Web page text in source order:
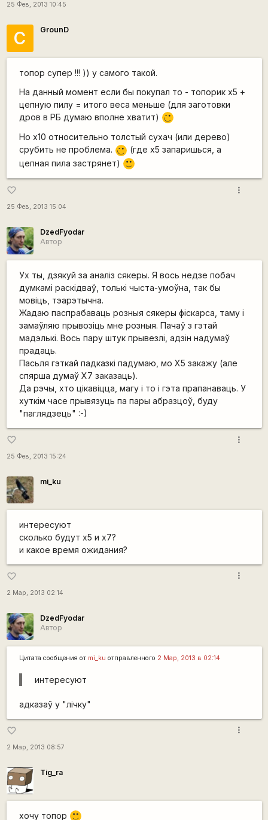
25 Фев, 2013 10:45
С GrounD
топор супер !!! )) у самого такой.
На данный момент если бы покупал то - топорик x5 +
цепную пилу = итого веса меньше (для заготовки
дров в РБ думаю вполне хватит) ,-)
Но x10 относительно толстый сухач (или дерево)
срубить не проблема.
;)
(где х5 запаришься, а
цепная пила застрянет)
:)
favorite_border
25 Фев, 2013 15:04
more_vert
DzedFyodar
Автор
Ух ты, дзякуй за аналіз сякеры. Я вось недзе побач
думкамі раскідваў, толькі чыста-умоўна, так бы
мовіць, тэарэтычна.
Жадаю паспрабаваць розныя сякеры фіскарса, таму і
замаўляю прывозіць мне розныя. Пачаў з гэтай
мадэлькі. Вось пару штук прывезлі, адзін надумаў
прадаць.
Пасьля гэткай падказкі падумаю, мо Х5 закажу (але
спярша думаў Х7 заказаць).
Да рэчы, хто цікавіцца, магу і то і гэта прапанаваць. У
хуткім часе прывязуць па пары абразцоў, буду
"паглядзець" :-)
favorite_border
25 Фев, 2013 15:24
more_vert
mi_ku
интересуют
сколько будут х5 и х7?
и какое время ожидания?
favorite_border
2 Мар, 2013 02:14
more_vert
DzedFyodar
Автор
Цитата сообщения от mi_ku отправленного 2 Мар, 2013 в 02:14
интересуют
адказаў у "лічку"
favorite_border
2 Мар, 2013 08:57
more_vert
Tig_ra
хочу топор :)